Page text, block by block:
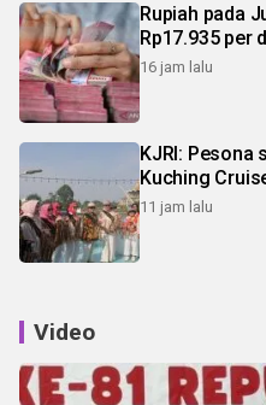
Rupiah pada
Rp17.935 per
16 jam lalu
KJRI: Pesona
Kuching
11 jam lalu
Video